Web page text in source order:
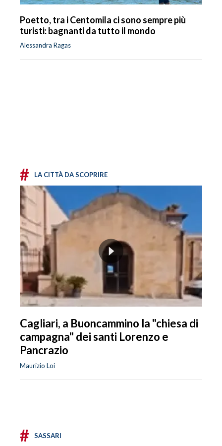
Poetto, tra i Centomila ci sono sempre più
turisti: bagnanti da tutto il mondo
Alessandra Ragas
# LA CITTÀ DA SCOPRIRE
Cagliari, a Buoncammino la "chiesa di
campagna" dei santi Lorenzo e
Pancrazio
Maurizio Loi
# SASSARI